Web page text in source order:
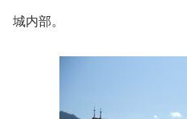
城内部。